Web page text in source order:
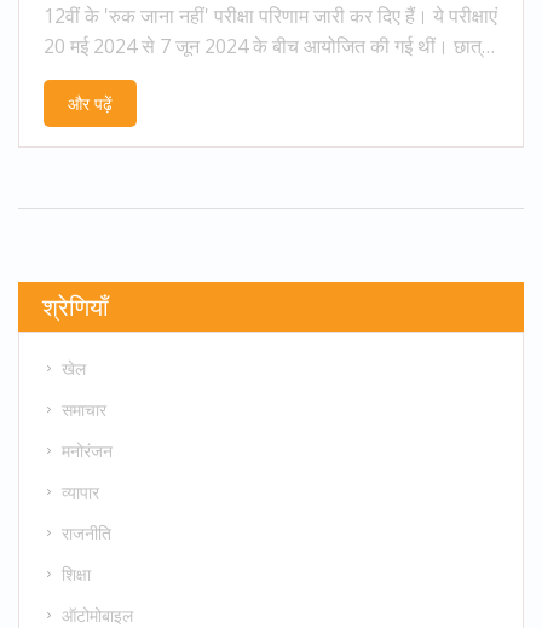
12वीं के 'रुक जाना नहीं' परीक्षा परिणाम जारी कर दिए हैं। ये परीक्षाएं
20 मई 2024 से 7 जून 2024 के बीच आयोजित की गई थीं। छात्र
अपना परिणाम एमपीएसओएस की आधिकारिक वेबसाइट
mpsos.nic.in पर जाकर रोल नंबर और जन्म तिथि दर्ज करके देख
और पढ़ें
श्रेणियाँ
खेल
समाचार
मनोरंजन
व्यापार
राजनीति
शिक्षा
ऑटोमोबाइल